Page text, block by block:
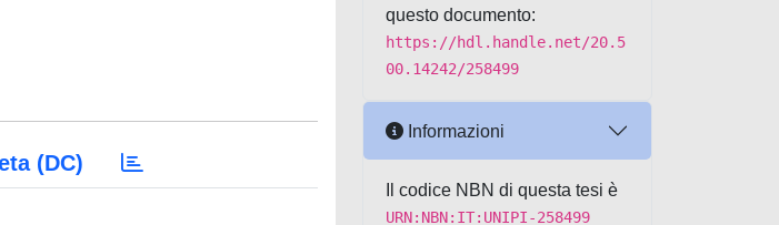
(DC)
questo documento:
https://hdl.handle.net/20.5
00.14242/258499
Informazioni
Il codice NBN di questa tesi è
URN:NBN:IT:UNIPI-258499